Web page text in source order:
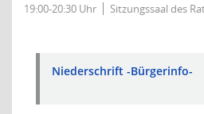
19:00-20:30 Uhr Sitzungssaal des
Niederschrift -Bürgerinfo-